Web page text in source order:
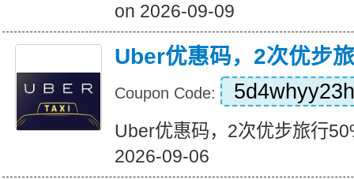
on 2026-09-09
Uber优惠码，2次优步
Coupon Code:
Uber优惠码，2次优步旅行
2026-09-06